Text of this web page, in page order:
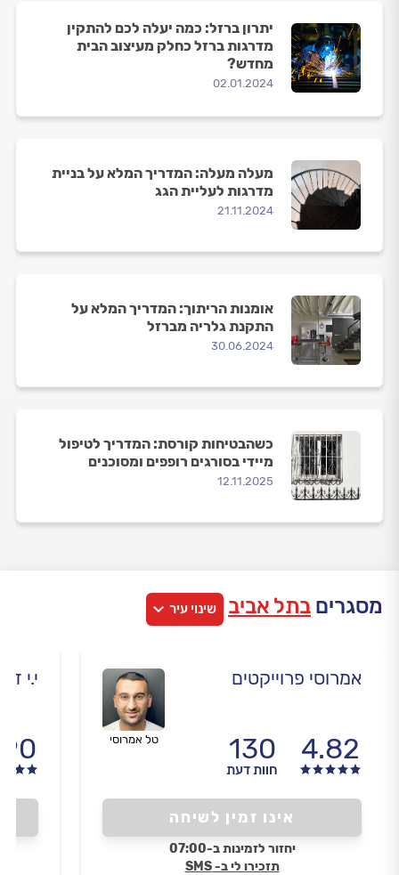
יתרון ברזל: כמה יעלה לכם להתקין
מדרגות ברזל כחלק מעיצוב הבית
מחדש?
02.01.2024
מעלה מעלה: המדריך המלא על בניית
מדרגות לעליית הגג
21.11.2024
אומנות הריתוך: המדריך המלא על
התקנת גלריה מברזל
30.06.2024
כשהבטיחות קורסת: המדריך לטיפול
מיידי בסורגים רופפים ומסוכנים
12.11.2025
מסגרים בתל אביב שינוי עיר
אמרוסי פרוייקטים
4.82
130
חוות דעת
טל אמרוסי
אינו זמין לשיחה
יחזור לזמינות ב-07:00
תזכירו לי ב- SMS
י.י